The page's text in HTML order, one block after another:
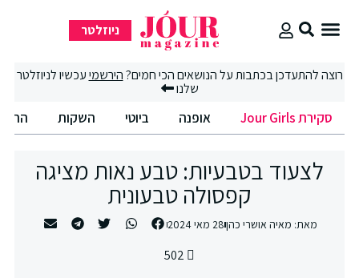
ניוזלטר
רוצה להתעדכן בכתבות על הנושאים הכי חמים?הירשמיעכשיו לניוזלטר
שלנו
סקירת Jour Girls אופנה ביוטי השקות החיים
לצעוד בטבעיות: טבע נאות מציגה
קפסולה טבעונית
מאת:מאיה אושרי כהן 28 מאי 2024